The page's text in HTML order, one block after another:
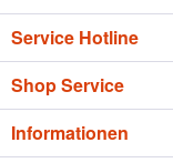
Service Hotline
Shop Service
Informationen